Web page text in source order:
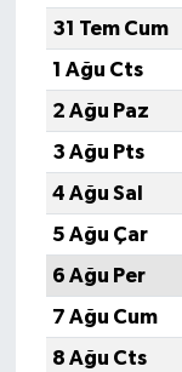
31 Tem Cum
1 Ağu Cts
2 Ağu Paz
3 Ağu Pts
4 Ağu Sal
5 Ağu Çar
6 Ağu Per
7 Ağu Cum
8 Ağu Cts